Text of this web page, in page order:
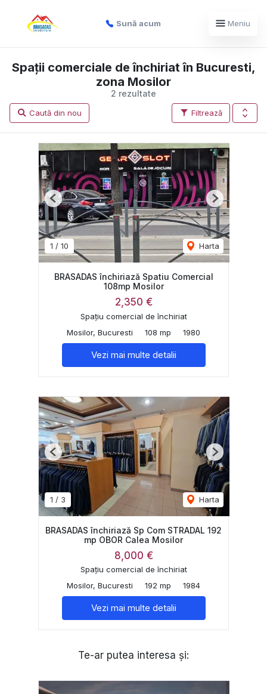
Sună acum Meniu
2 rezultate
Spații comerciale de închiriat în Bucuresti,
zona Mosilor
Filtrează
Caută din nou
1 / 10 Harta
Previous Next
BRASADAS închiriază Spatiu Comercial
108mp Mosilor
2,350 €
Spațiu comercial de închiriat
Mosilor, Bucuresti
108 mp 1980
Vezi mai multe detalii
1 / 3 Harta
Previous Next
BRASADAS închiriază Sp Com STRADAL 192
mp OBOR Calea Mosilor
8,000 €
Spațiu comercial de închiriat
Mosilor, Bucuresti
192 mp 1984
Vezi mai multe detalii
Te-ar putea interesa și: